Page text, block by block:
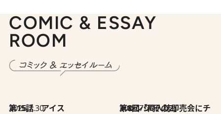
COMIC & ESSAY
ROOM
2026.7.30
第15話 アイス 2026.7.30
第8回「同人誌即売会にチャレンジ その2」